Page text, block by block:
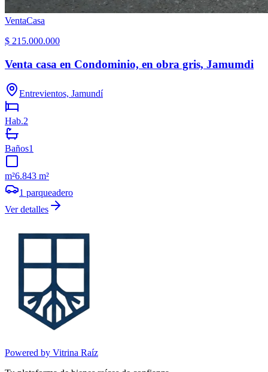
VentaCasa
$ 215.000.000
Venta casa en Condominio, en obra gris, Jamumdi
Entrevientos, Jamundí
Hab.2
Baños1
m²6.843 m²
1 parqueadero
Ver detalles
Powered by Vitrina Raíz